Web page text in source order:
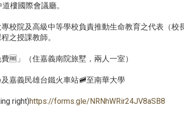
樓國際會議廳。
校院及高級中等學校負責推動生命教育之代表（校
之授課教師。
🆓」（住嘉義南院旅墅，兩人一室）
嘉義民雄台鐵火車站🚞至南華大學
right)https://forms.gle/NRNhWRir24JV8aSB8